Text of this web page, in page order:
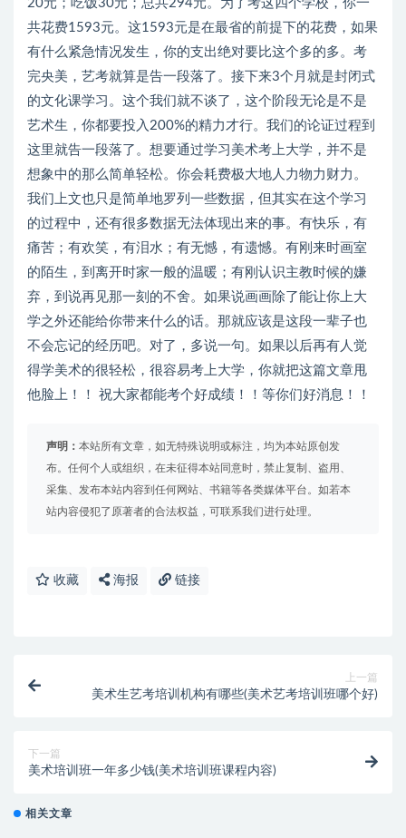
20元；吃饭30元；总共294元。为了考这四个学校，你一
共花费1593元。这1593元是在最省的前提下的花费，如果
有什么紧急情况发生，你的支出绝对要比这个多的多。考
完央美，艺考就算是告一段落了。接下来3个月就是封闭式
的文化课学习。这个我们就不谈了，这个阶段无论是不是
艺术生，你都要投入200%的精力才行。我们的论证过程到
这里就告一段落了。想要通过学习美术考上大学，并不是
想象中的那么简单轻松。你会耗费极大地人力物力财力。
我们上文也只是简单地罗列一些数据，但其实在这个学习
的过程中，还有很多数据无法体现出来的事。有快乐，有
痛苦；有欢笑，有泪水；有无憾，有遗憾。有刚来时画室
的陌生，到离开时家一般的温暖；有刚认识主教时候的嫌
弃，到说再见那一刻的不舍。如果说画画除了能让你上大
学之外还能给你带来什么的话。那就应该是这段一辈子也
不会忘记的经历吧。对了，多说一句。如果以后再有人觉
得学美术的很轻松，很容易考上大学，你就把这篇文章甩
他脸上！！ 祝大家都能考个好成绩！！等你们好消息！！
声明： 本站所有文章，如无特殊说明或标注，均为本站原创发
布。任何个人或组织，在未征得本站同意时，禁止复制、盗用、
采集、发布本站内容到任何网站、书籍等各类媒体平台。如若本
站内容侵犯了原著者的合法权益，可联系我们进行处理。
收藏 海报 链接
上一篇
美术生艺考培训机构有哪些(美术艺考培训班哪个好)
下一篇
美术培训班一年多少钱(美术培训班课程内容)
相关文章